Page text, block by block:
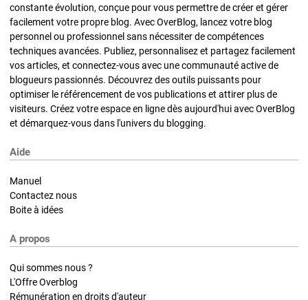
constante évolution, conçue pour vous permettre de créer et gérer
facilement votre propre blog. Avec OverBlog, lancez votre blog
personnel ou professionnel sans nécessiter de compétences
techniques avancées. Publiez, personnalisez et partagez facilement
vos articles, et connectez-vous avec une communauté active de
blogueurs passionnés. Découvrez des outils puissants pour
optimiser le référencement de vos publications et attirer plus de
visiteurs. Créez votre espace en ligne dès aujourd'hui avec OverBlog
et démarquez-vous dans l'univers du blogging.
Aide
Manuel
Contactez nous
Boite à idées
A propos
Qui sommes nous ?
L'Offre Overblog
Rémunération en droits d'auteur